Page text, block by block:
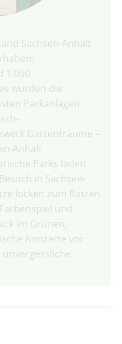
Sachsen-Anhalt
1.000
wurden die
Parkanlagen
Gartenträume –
Anhalt
Parks laden
in Sachsen-
locken zum Rasten
und
im Grünen,
Konzerte vor